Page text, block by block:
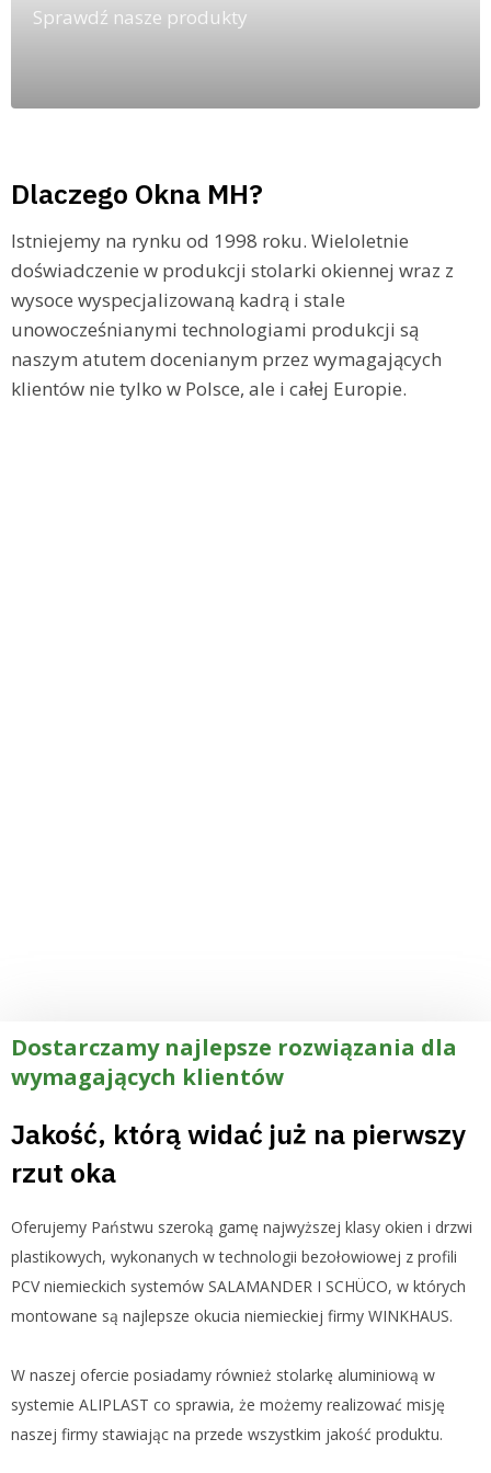
Sprawdź nasze produkty
Dlaczego Okna MH?
Istniejemy na rynku od 1998 roku. Wieloletnie
doświadczenie w produkcji stolarki okiennej wraz z
wysoce wyspecjalizowaną kadrą i stale
unowocześnianymi technologiami produkcji są
naszym atutem docenianym przez wymagających
klientów nie tylko w Polsce, ale i całej Europie.
Dostarczamy najlepsze rozwiązania dla
wymagających klientów
Jakość, którą widać już na pierwszy
rzut oka
Oferujemy Państwu szeroką gamę najwyższej klasy okien i drzwi
plastikowych, wykonanych w technologii bezołowiowej z profili
PCV niemieckich systemów SALAMANDER I SCHÜCO, w których
montowane są najlepsze okucia niemieckiej firmy WINKHAUS.
W naszej ofercie posiadamy również stolarkę aluminiową w
systemie ALIPLAST co sprawia, że możemy realizować misję
naszej firmy stawiając na przede wszystkim jakość produktu.